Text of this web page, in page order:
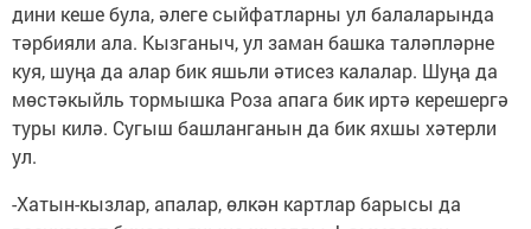
дини кеше була, әлеге сыйфатларны ул балаларында
тәрбияли ала. Кызганыч, ул заман башка таләпләрне
куя, шуңа да алар бик яшьли әтисез калалар. Шуңа да
мөстәкыйль тормышка Роза апага бик иртә керешергә
туры килә. Сугыш башланганын да бик яхшы хәтерли
ул.
-Хатын-кызлар, апалар, өлкән картлар барысы да